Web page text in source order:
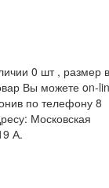
0 шт , размер в
Вы можете on-
по телефону 8
Московская
А.